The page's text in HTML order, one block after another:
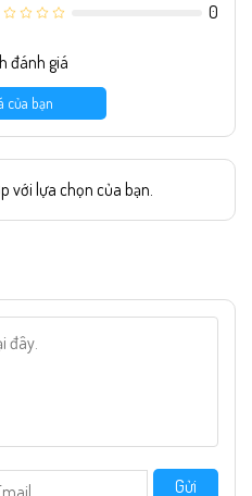
0
đánh giá
của bạn
với lựa chọn của bạn.
Gửi